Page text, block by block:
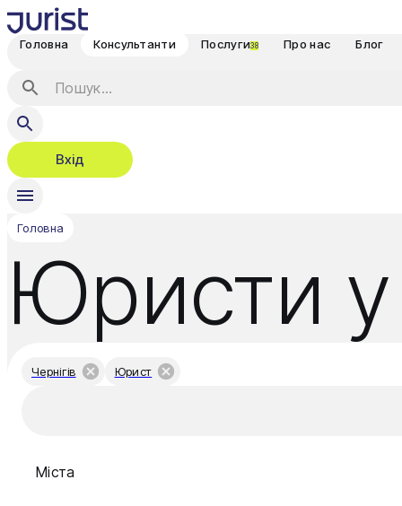
Головна Консультанти Послуги38 Про нас Блог
Вхід
Головна
Юристи у
Чернігів Юрист
Міста